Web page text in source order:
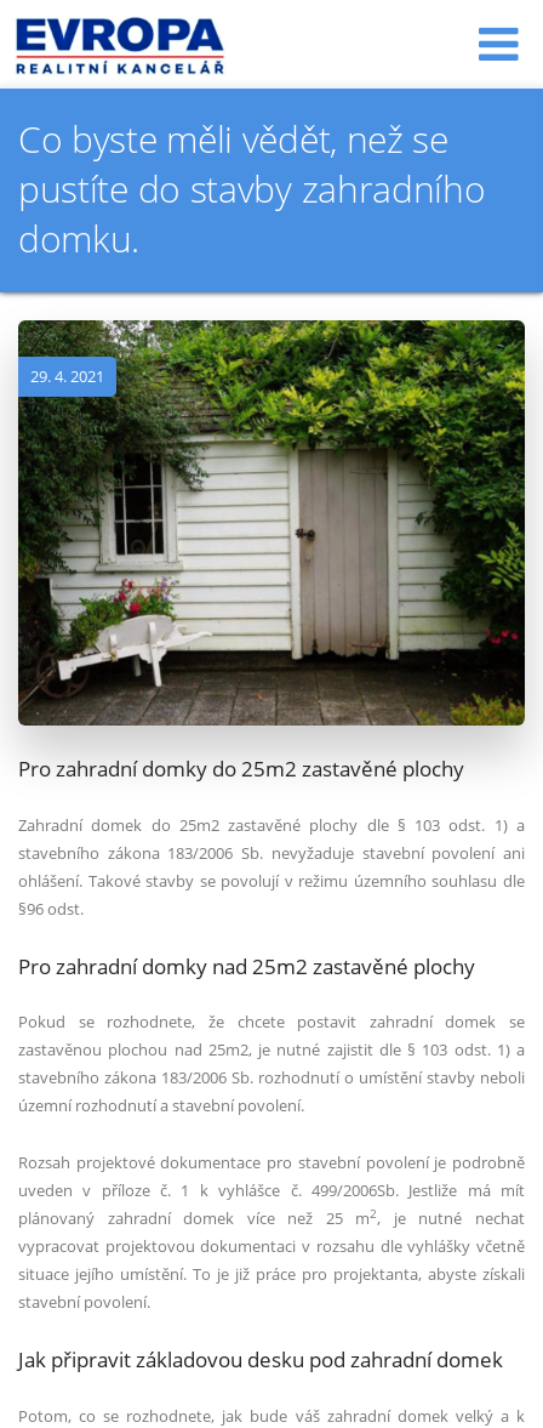
Co byste měli vědět, než se
pustíte do stavby zahradního
domku.
29. 4. 2021
Pro zahradní domky do 25m2 zastavěné plochy
Zahradní domek do 25m2 zastavěné plochy dle § 103 odst. 1) a
stavebního zákona 183/2006 Sb. nevyžaduje stavební povolení ani
ohlášení. Takovéstavby se povolují v režimu územního souhlasu dle
§96 odst.
Pro zahradní domky nad 25m2 zastavěné plochy
Pokud se rozhodnete, že chcete postavit zahradní domek se
zastavěnou plochou nad 25m2, je nutné zajistit dle § 103 odst. 1) a
stavebního zákona 183/2006 Sb. rozhodnutío umístění stavby neboli
územní rozhodnutí a stavební povolení.
Rozsah projektovédokumentace pro stavební povolení je podrobně
uveden v přílozeč. 1 k vyhlášce č. 499/2006Sb. Jestliže má mít
plánovaný zahradní domek více než 25 m2, je nutné nechat
vypracovat projektovou dokumentaci v rozsahu dle vyhlášky včetně
situace jejího umístění. To je již práce pro projektanta, abyste získali
stavební povolení.
Jak připravit základovou desku pod zahradnídomek
Potom, co se rozhodnete, jak bude váš zahradní domek velký a k